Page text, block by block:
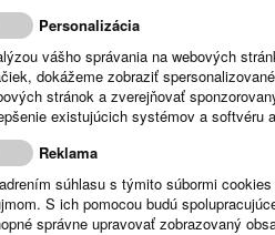
Personalizácia
vášho správania na webových
dokážeme zobraziť
stránok a zverejňovať
existujúcich systémov a softvéru
Reklama
súhlasu s týmito súbormi
S ich pomocou budú
správne upravovať zobrazovaný